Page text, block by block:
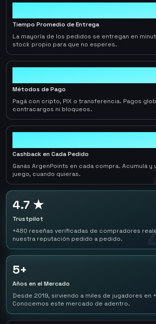
Tiempo Promedio de Entrega
La mayoría de los pedidos se entregan en
stock propio para que no esperes.
Métodos de Pago
Pagá con cripto, PIX o transferencia. Pagos
contracargos ni bloqueos.
Cashback en Cada Pedido
Ganás ArgenPoints en cada compra. Acumulá y
juego, cuando quieras.
4.7 ★
Trustpilot
+480 reseñas verificadas de compradores
nuestra reputación pedido a pedido.
5+
Años en el Mercado
Desde 2019, sirviendo a miles de jugadores en
Conocemos este mercado de adentro.